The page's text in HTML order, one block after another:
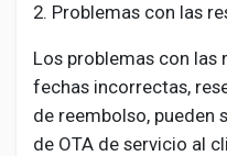
2. Problemas con las
Los problemas con las
fechas incorrectas,
de reembolso, pueden
de OTA de servicio al